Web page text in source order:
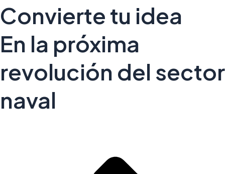
Convierte tu idea
En la próxima
revolución del sector
naval